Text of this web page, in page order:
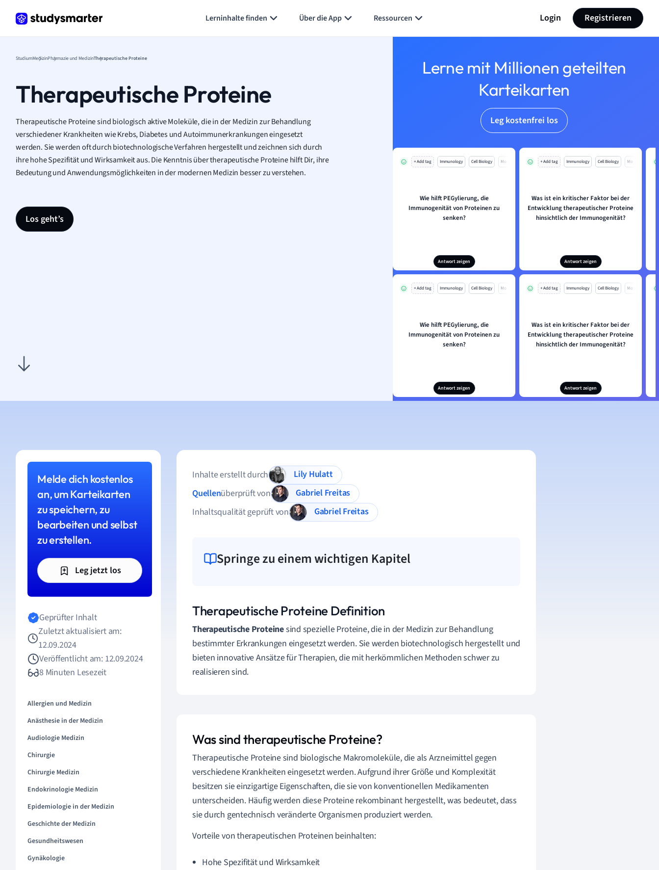
Lerninhalte finden Über die App Ressourcen Login Registrieren
StudiumMedizinPharmazie und MedizinTherapeutische Proteine
Therapeutische Proteine
Therapeutische Proteine sind biologisch aktive Moleküle, die in der Medizin zur Behandlung
verschiedener Krankheiten wie Krebs, Diabetes und Autoimmunerkrankungen eingesetzt
werden. Sie werden oft durch biotechnologische Verfahren hergestellt und zeichnen sich durch
ihre hohe Spezifität und Wirksamkeit aus. Die Kenntnis über therapeutische Proteine hilft Dir, ihre
Bedeutung und Anwendungsmöglichkeiten in der modernen Medizin besser zu verstehen.
Los geht’s
Lerne mit Millionen geteilten
Karteikarten
Leg kostenfrei los
+ Add tag Immunology Cell Biology Mo
Wie hilft PEGylierung, die
Immunogenität von Proteinen zu
senken?
Antwort zeigen
+ Add tag Immunology Cell Biology Mo
Was ist ein kritischer Faktor bei der
Entwicklung therapeutischer Proteine
hinsichtlich der Immunogenität?
Antwort zeigen
+ Add tag Immunology Cell Biology Mo
Wie hilft PEGylierung, die
Immunogenität von Proteinen zu
senken?
Antwort zeigen
+ Add tag Immunology Cell Biology Mo
Was ist ein kritischer Faktor bei der
Entwicklung therapeutischer Proteine
hinsichtlich der Immunogenität?
Antwort zeigen
Melde dich kostenlos
an, um Karteikarten
zu speichern, zu
bearbeiten und selbst
zu erstellen.
Leg jetzt los
Geprüfter Inhalt
Zuletzt aktualisiert am:
12.09.2024
Veröffentlicht am: 12.09.2024
8 Minuten Lesezeit
Allergien und Medizin
Anästhesie in der Medizin
Audiologie Medizin
Chirurgie
Chirurgie Medizin
Endokrinologie Medizin
Epidemiologie in der Medizin
Geschichte der Medizin
Gesundheitswesen
Gynäkologie
Inhalte erstellt durch
Lily Hulatt
Quellenüberprüft von
Gabriel Freitas
Inhaltsqualität geprüft von
Gabriel Freitas
Springe zu einem wichtigen Kapitel
Therapeutische Proteine Definition
Therapeutische Proteinesind spezielle Proteine, die in der Medizin zur Behandlung
bestimmter Erkrankungen eingesetzt werden. Sie werden biotechnologisch hergestellt und
bieten innovative Ansätze für Therapien, die mit herkömmlichen Methoden schwer zu
realisieren sind.
Was sind therapeutische Proteine?
Therapeutische Proteine sind biologische Makromoleküle, die als Arzneimittel gegen
verschiedene Krankheiten eingesetzt werden. Aufgrund ihrer Größe und Komplexität
besitzen sie einzigartige Eigenschaften, die sie von konventionellen Medikamenten
unterscheiden. Häufig werden diese Proteine rekombinant hergestellt, was bedeutet, dass
sie durch gentechnisch veränderte Organismen produziert werden.
Vorteile von therapeutischen Proteinen beinhalten:
Hohe Spezifität und Wirksamkeit